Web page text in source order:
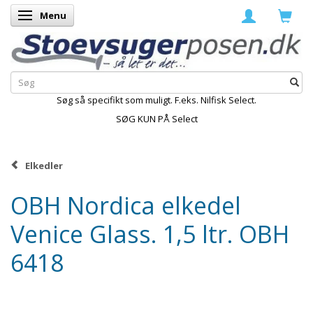
Skifte navigation
Menu
Søg så specifikt som muligt. F.eks. Nilfisk Select.
SØG KUN PÅ Select
Elkedler
OBH Nordica elkedel
Venice Glass. 1,5 ltr. OBH
6418